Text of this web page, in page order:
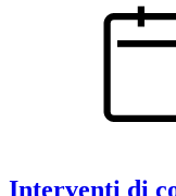
Interventi di